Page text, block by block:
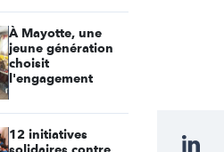
À Mayotte, une
jeune génération
choisit
l'engagement
12 initiatives
solidaires contre